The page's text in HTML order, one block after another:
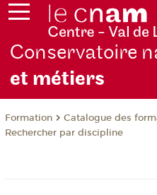
Conservatoire
et métiers
Formation
Catalogue des
Rechercher par discipline